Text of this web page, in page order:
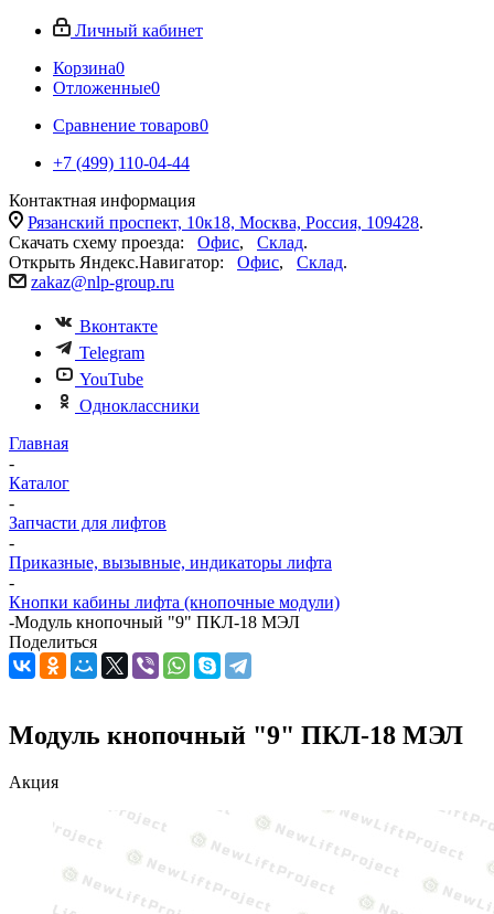
Личный кабинет
Корзина0
Отложенные0
Сравнение товаров0
+7 (499) 110-04-44
Контактная информация
Рязанский проспект, 10к18, Москва, Россия, 109428.
Скачать схему проезда: Офис, Склад.
Открыть Яндекс.Навигатор: Офис, Склад.
zakaz@nlp-group.ru
Вконтакте
Telegram
YouTube
Одноклассники
Главная
-
Каталог
-
Запчасти для лифтов
-
Приказные, вызывные, индикаторы лифта
-
Кнопки кабины лифта (кнопочные модули)
-Модуль кнопочный "9" ПКЛ-18 МЭЛ
Поделиться
Модуль кнопочный "9" ПКЛ-18 МЭЛ
Акция